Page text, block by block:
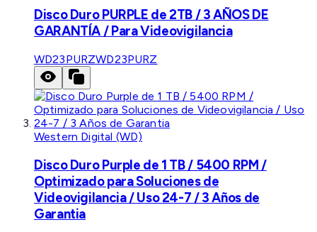
Disco Duro PURPLE de 2TB / 3 AÑOS DE
GARANTÍA / Para Videovigilancia
WD23PURZWD23PURZ
Western Digital (WD)
Disco Duro Purple de 1 TB / 5400 RPM /
Optimizado para Soluciones de
Videovigilancia / Uso 24-7 / 3 Años de
Garantia